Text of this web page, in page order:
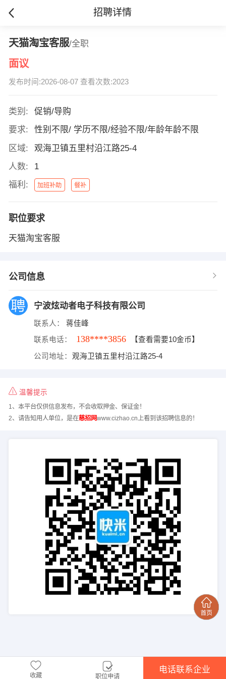
招聘详情
天猫淘宝客服/全职
面议
发布时间:2026-08-07 查看次数:2023
类别:
促销/导购
要求:
性别不限/ 学历不限/经验不限/年龄年龄不限
区域:
观海卫镇五里村沿江路25-4
人数:
1
福利:
加班补助 餐补
职位要求
天猫淘宝客服
公司信息
宁波炫动者电子科技有限公司
联系人： 蒋佳峰
联系电话： 138****3856 【查看需要10金币】
公司地址： 观海卫镇五里村沿江路25-4
温馨提示
1、本平台仅供信息发布，不会收取押金、保证金！
2、请告知用人单位，是在慈招网www.cizhao.cn上看到该招聘信息的！
收藏 职位申请
电话联系企业